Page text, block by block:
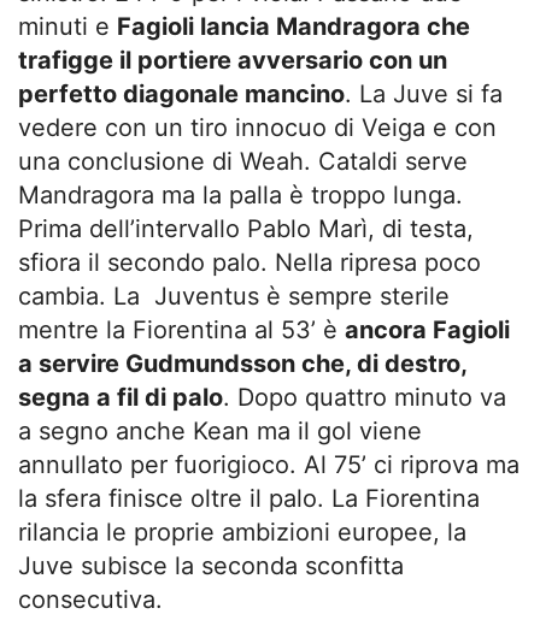
minuti e Fagioli lancia Mandragora che
trafigge il portiere avversario con un
perfetto diagonale mancino. La Juve si fa
vedere con un tiro innocuo di Veiga e con
una conclusione di Weah. Cataldi serve
Mandragora ma la palla è troppo lunga.
Prima dell’intervallo Pablo Marì, di testa,
sfiora il secondo palo. Nella ripresa poco
cambia. La Juventus è sempre sterile
mentre la Fiorentina al 53’ è ancora Fagioli
a servire Gudmundsson che, di destro,
segna a fil di palo. Dopo quattro minuto va
a segno anche Kean ma il gol viene
annullato per fuorigioco. Al 75’ ci riprova ma
la sfera finisce oltre il palo. La Fiorentina
rilancia le proprie ambizioni europee, la
Juve subisce la seconda sconfitta
consecutiva.